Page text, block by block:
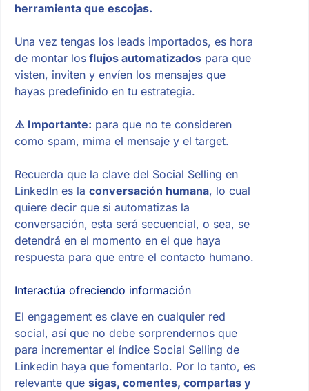
herramienta que escojas.
Una vez tengas los leads importados, es hora
de montar losflujos automatizadospara que
visten, inviten y envíen los mensajes que
hayas predefinido en tu estrategia.
⚠️ Importante: para que no te consideren
como spam, mima el mensaje y el target.
Recuerda que la clave del Social Selling en
LinkedIn es la conversación humana, lo cual
quiere decir que si automatizas la
conversación, esta será secuencial, o sea, se
detendrá en el momento en el que haya
respuesta para que entre el contacto humano.
Interactúa ofreciendo información
El engagement es clave en cualquier red
social, así que no debe sorprendernos que
para incrementar el índice Social Selling de
Linkedin haya que fomentarlo. Por lo tanto, es
relevante que sigas, comentes, compartas y